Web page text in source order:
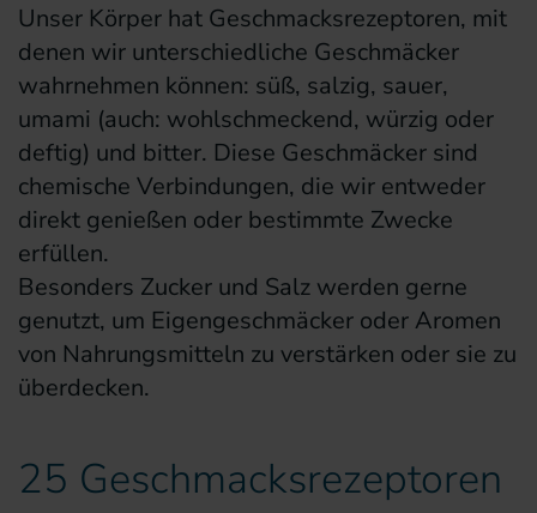
Unser Körper hat Geschmacksrezeptoren, mit
denen wir unterschiedliche Geschmäcker
wahrnehmen können: süß, salzig, sauer,
umami (auch: wohlschmeckend, würzig oder
deftig) und bitter. Diese Geschmäcker sind
chemische Verbindungen, die wir entweder
direkt genießen oder bestimmte Zwecke
erfüllen.
Besonders Zucker und Salz werden gerne
genutzt, um Eigengeschmäcker oder Aromen
von Nahrungsmitteln zu verstärken oder sie zu
überdecken.
25 Geschmacksrezeptoren